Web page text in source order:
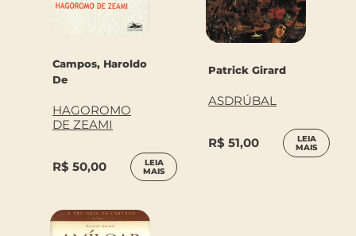
Campos, Haroldo
De
HAGOROMO
DE ZEAMI
R$ 50,00
LEIA
MAIS
Patrick Girard
ASDRÚBAL
R$ 51,00
LEIA
MAIS